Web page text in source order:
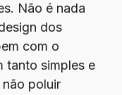
Não é nada
dos
com o
tanto simples e
poluir